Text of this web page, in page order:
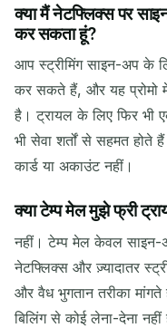
क्या मैं नेटफ्लिक्स पर
कर सकता हूं?
आप स्ट्रीमिंग साइन-अप के
कर सकते हैं, और यह प्रोमो
है। ट्रायल के लिए फिर भी
भी सेवा शर्तों से सहमत
कार्ड या अकाउंट नहीं।
क्या टेम्प मेल मुझे फ्री
नहीं। टेम्प मेल केवल साइन-
नेटफ्लिक्स और ज़्यादातर
और वैध भुगतान तरीका
बिलिंग से कोई लेना-देना